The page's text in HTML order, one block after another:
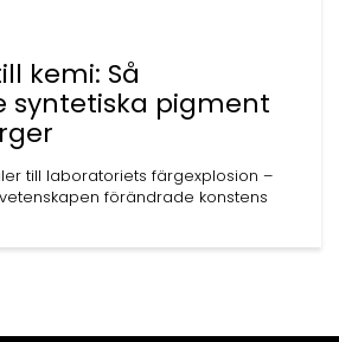
kemi: Så
syntetiska pigment
till laboratoriets färgexplosion –
förändrade konstens